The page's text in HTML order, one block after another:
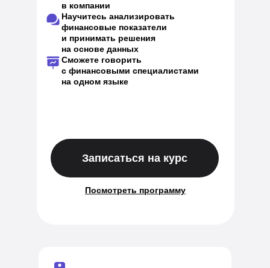
Записаться на курс
в компании
Научитесь анализировать
финансовые показатели
и принимать решения
на основе данных
Сможете говорить
с финансовыми специалистами
на одном языке
Посмотреть программу